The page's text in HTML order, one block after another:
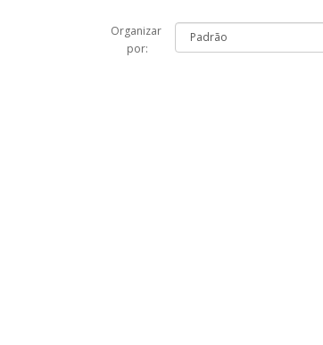
Organizar
por: